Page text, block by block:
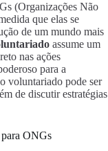
(Organizações Não
que elas se
de um mundo mais
assume um
nas ações
para a
voluntariado pode ser
de discutir estratégias
ONGs